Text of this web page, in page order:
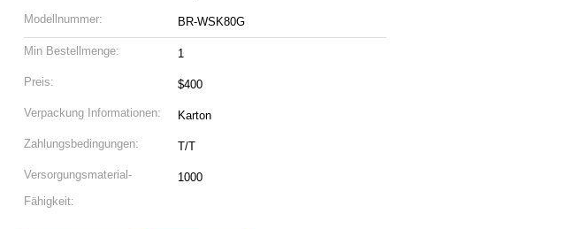
Modellnummer: BR-WSK80G
Min Bestellmenge: 1
Preis: $400
Verpackung Informationen: Karton
Zahlungsbedingungen: T/T
Versorgungsmaterial-
Fähigkeit:
1000